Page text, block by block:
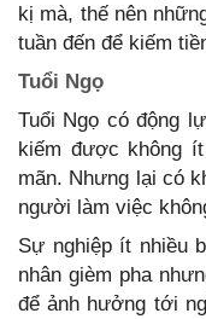
kị mà, thế nên
tuần đến để kiếm
Tuổi Ngọ
Tuổi Ngọ có động
kiếm được không
mãn. Nhưng lại có
người làm việc
Sự nghiệp ít nhiều
nhân gièm pha
để ảnh hưởng tới